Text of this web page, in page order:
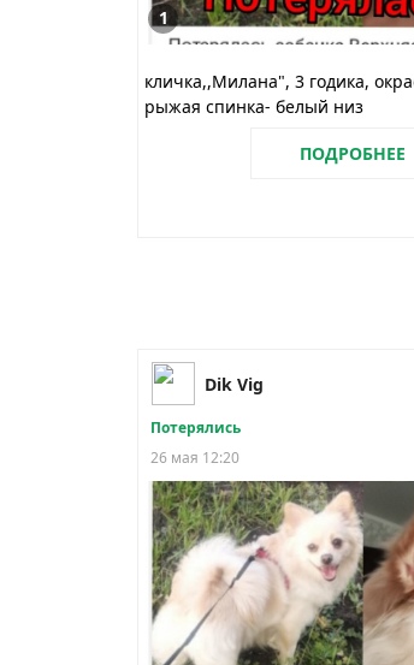
1
кличка,,Милана", 3 годика,
рыжая спинка- белый низ
ПОДРОБНЕЕ
Dik Vig
Потерялись
26 мая 12:20